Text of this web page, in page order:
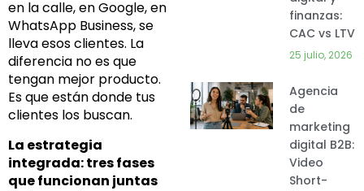
en la calle, en Google, en
WhatsApp Business, se
lleva esos clientes. La
diferencia no es que
tengan mejor producto.
Es que están donde tus
clientes los buscan.
La estrategia
integrada: tres fases
que funcionan juntas
finanzas:
CAC vs LTV
25 julio, 2026
Agencia
de
marketing
digital B2B:
Video
Short-